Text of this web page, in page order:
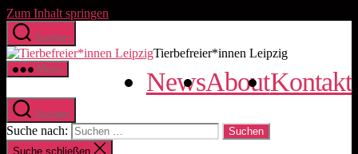
Zum Inhalt springen
Suchen
Tierbefreier*innen Leipzig
Menü NewsAboutKontakt
Suchen
Suche nach:
Suche schließen